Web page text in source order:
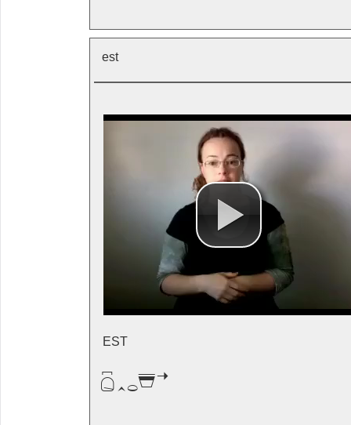
est
EST
